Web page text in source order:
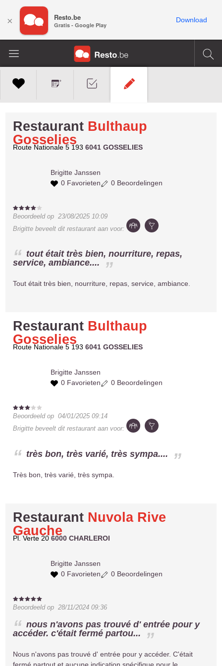
Restaurant Bulthaup
Gosselies
Route Nationale 5 1936041 GOSSELIES
Brigitte Janssen
0 Favorieten
0 Beoordelingen
Beoordeeld op23/08/2025 10:09
Brigitte beveelt dit restaurant aan voor:
tout était très bien, nourriture, repas,
service, ambiance....
Tout était très bien, nourriture, repas, service, ambiance.
Restaurant Bulthaup
Gosselies
Route Nationale 5 1936041 GOSSELIES
Brigitte Janssen
0 Favorieten
0 Beoordelingen
Beoordeeld op04/01/2025 09:14
Brigitte beveelt dit restaurant aan voor:
très bon, très varié, très sympa....
Très bon, très varié, très sympa.
Restaurant Nuvola Rive
Gauche
Pl. Verte 206000 CHARLEROI
Brigitte Janssen
0 Favorieten
0 Beoordelingen
Beoordeeld op28/11/2024 09:36
nous n'avons pas trouvé d' entrée pour y
accéder. c'était fermé partou...
Nous n'avons pas trouvé d' entrée pour y accéder. C'était
fermé partout et aucune indication spécifique pour le
× Resto.be
Gratis - Google Play
Download